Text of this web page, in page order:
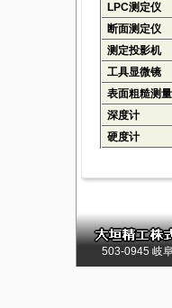
LPC测定仪
断面测定仪
测定投影机
工具显微镜
表面粗糙测
深度计
硬度计
503-0945 岐